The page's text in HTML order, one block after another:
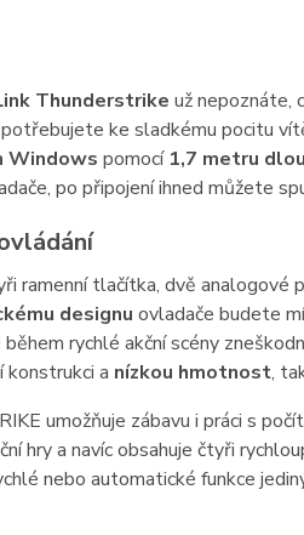
Thunderstrike už nepoznáte,
ke sladkému pocitu
Windows pomocí 1,7 metru
po připojení ihned můžete
ramenní tlačítka, dvě analogové
designu ovladače budete
rychlé akční scény
konstrukci a nízkou hmotnost,
umožňuje zábavu i práci s
hry a navíc obsahuje čtyři
nebo automatické funkce